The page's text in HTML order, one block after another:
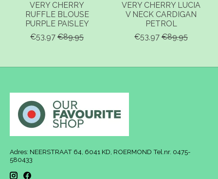
VERY CHERRY
RUFFLE BLOUSE
PURPLE PAISLEY
€53,97 €89,95
VERY CHERRY LUCIA
V NECK CARDIGAN
PETROL
€53,97 €89,95
Adres: NEERSTRAAT 64, 6041 KD, ROERMOND Tel.nr. 0475-
580433